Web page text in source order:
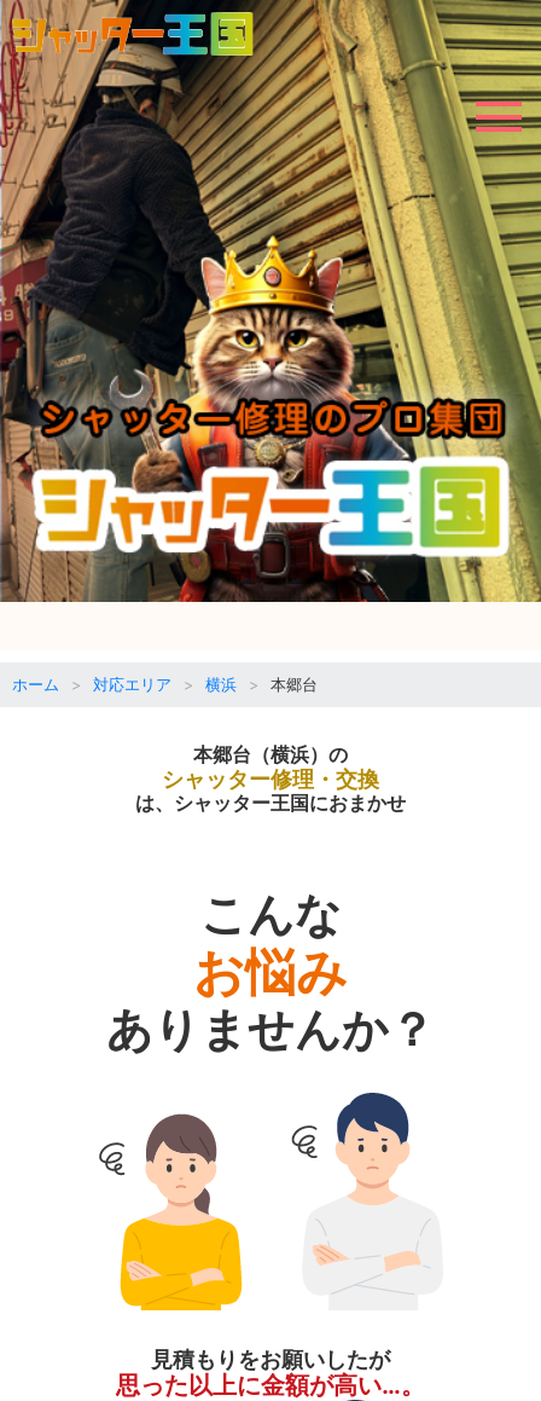
ホーム 対応エリア 横浜 本郷台
本郷台（横浜）の
シャッター修理・交換
は、シャッター王国におまかせ
こんな
お悩み
ありませんか？
見積もりをお願いしたが
思った以上に金額が高い…。